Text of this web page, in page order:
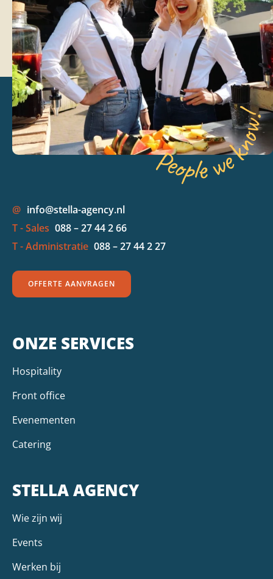
@ info@stella-agency.nl
T - Sales 088 – 27 44 2 66
T - Administratie 088 – 27 44 2 27
OFFERTE AANVRAGEN
ONZE SERVICES
Hospitality
Front office
Evenementen
Catering
STELLA AGENCY
Wie zijn wij
Events
Werken bij